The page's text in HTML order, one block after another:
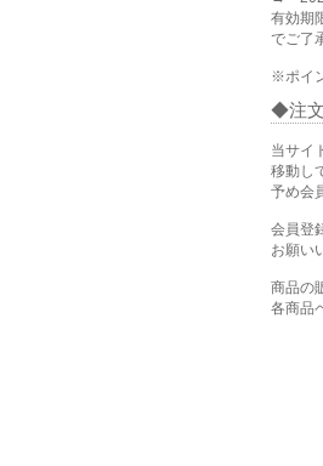
有効期
でご了
※ポイ
注
当サイ
移動し
予め会
会員登
お願い
商品の
各商品